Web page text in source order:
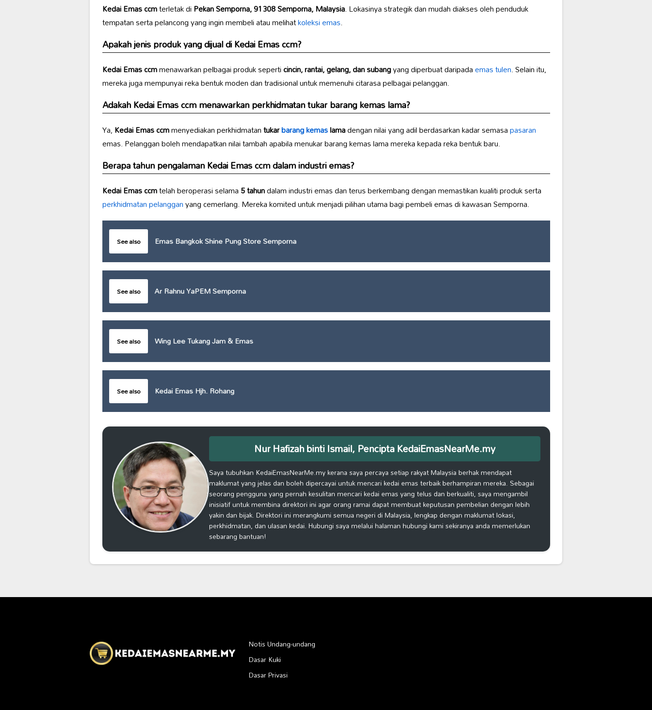
Kedai Emas ccmterletak diPekan Semporna, 91308 Semporna, Malaysia. Lokasinya strategik dan mudah diakses oleh penduduk
tempatan serta pelancong yang ingin membeli atau melihatkoleksi emas.
Apakah jenis produk yang dijual diKedai Emas ccm?
Kedai Emas ccmmenawarkan pelbagai produk seperticincin, rantai, gelang, dan subangyang diperbuat daripadaemas tulen. Selain itu,
mereka juga mempunyai reka bentuk moden dan tradisional untuk memenuhi citarasa pelbagai pelanggan.
AdakahKedai Emas ccmmenawarkan perkhidmatan tukar barang kemas lama?
Ya,Kedai Emas ccmmenyediakan perkhidmatantukarbarang kemaslamadengan nilai yang adil berdasarkan kadar semasapasaran
emas. Pelanggan boleh mendapatkan nilai tambah apabila menukar barang kemas lama mereka kepada reka bentuk baru.
Berapa tahun pengalamanKedai Emas ccmdalam industri emas?
Kedai Emas ccmtelah beroperasi selama5 tahundalam industri emas dan terus berkembang dengan memastikan kualiti produk serta
perkhidmatan pelangganyang cemerlang. Mereka komited untuk menjadi pilihan utama bagi pembeli emas di kawasan Semporna.
See also Emas Bangkok Shine Pung Store Semporna
See also Ar Rahnu YaPEM Semporna
See also Wing Lee Tukang Jam & Emas
See also Kedai Emas Hjh. Rohang
Nur Hafizah binti Ismail, Pencipta KedaiEmasNearMe.my
Saya tubuhkan KedaiEmasNearMe.my kerana saya percaya setiap rakyat Malaysia berhak mendapat
maklumat yang jelas dan boleh dipercayai untuk mencari kedai emas terbaik berhampiran mereka. Sebagai
seorang pengguna yang pernah kesulitan mencari kedai emas yang telus dan berkualiti, saya mengambil
inisiatif untuk membina direktori ini agar orang ramai dapat membuat keputusan pembelian dengan lebih
yakin dan bijak. Direktori ini merangkumi semua negeri di Malaysia, lengkap dengan maklumat lokasi,
perkhidmatan, dan ulasan kedai. Hubungi saya melalui halaman hubungi kami sekiranya anda memerlukan
sebarang bantuan!
Notis Undang-undang
Dasar Kuki
Dasar Privasi